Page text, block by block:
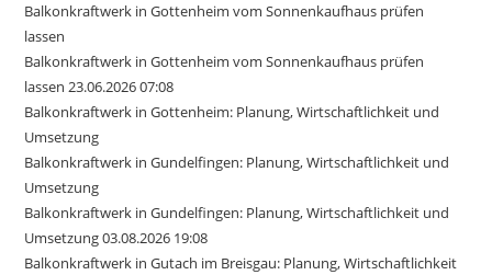
Balkonkraftwerk in Gottenheim vom Sonnenkaufhaus prüfen
lassen
Balkonkraftwerk in Gottenheim vom Sonnenkaufhaus prüfen
lassen 23.06.2026 07:08
Balkonkraftwerk in Gottenheim: Planung, Wirtschaftlichkeit und
Umsetzung
Balkonkraftwerk in Gundelfingen: Planung, Wirtschaftlichkeit und
Umsetzung
Balkonkraftwerk in Gundelfingen: Planung, Wirtschaftlichkeit und
Umsetzung 03.08.2026 19:08
Balkonkraftwerk in Gutach im Breisgau: Planung, Wirtschaftlichkeit